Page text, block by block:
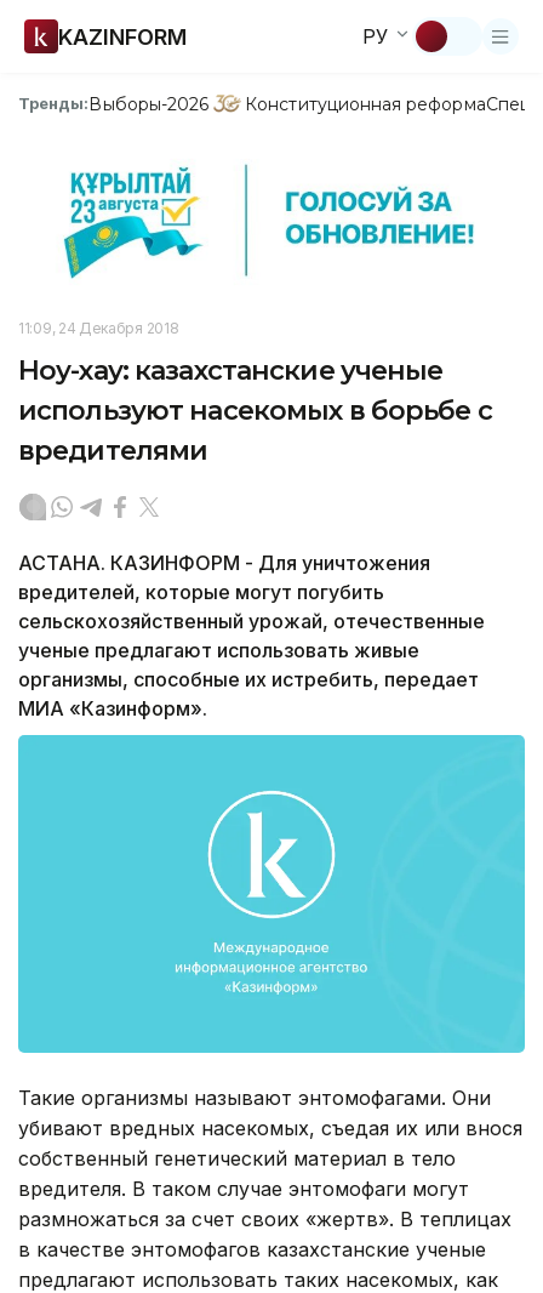
KAZINFORM РУ
Тренды:Выборы-2026 Конституционная реформа
11:09, 24 Декабря 2018
Ноу-хау: казахстанские ученые
используют насекомых в борьбе с
вредителями
АСТАНА. КАЗИНФОРМ - Для уничтожения
вредителей, которые могут погубить
сельскохозяйственный урожай, отечественные
ученые предлагают использовать живые
организмы, способные их истребить, передает
МИА «Казинформ».
Такие организмы называют энтомофагами. Они
убивают вредных насекомых, съедая их или внося
собственный генетический материал в тело
вредителя. В таком случае энтомофаги могут
размножаться за счет своих «жертв». В теплицах
в качестве энтомофагов казахстанские ученые
предлагают использовать таких насекомых, как